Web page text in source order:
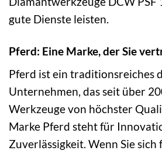
gute Dienste leisten.
Pferd: Eine Marke, der Sie
Pferd ist ein traditionsreiches
Unternehmen, das seit über
Werkzeuge von höchster
Marke Pferd steht für
Zuverlässigkeit. Wenn Sie sich